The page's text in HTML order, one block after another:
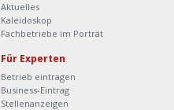
Aktuelles
Kaleidoskop
Fachbetriebe im Porträt
Für Experten
Betrieb eintragen
Business-Eintrag
Stellenanzeigen